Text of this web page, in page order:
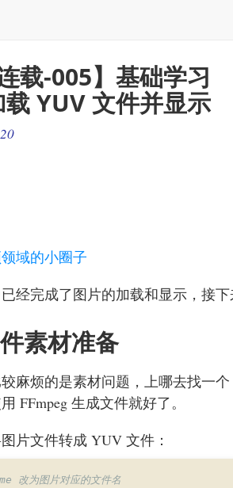
载-005】基础学习
YUV 文件并显示
域的小圈子
经完成了图片的加载和显示，接
素材准备
麻烦的是素材问题，上哪去找一
FFmpeg 生成文件就好了。
片文件转成 YUV 文件：